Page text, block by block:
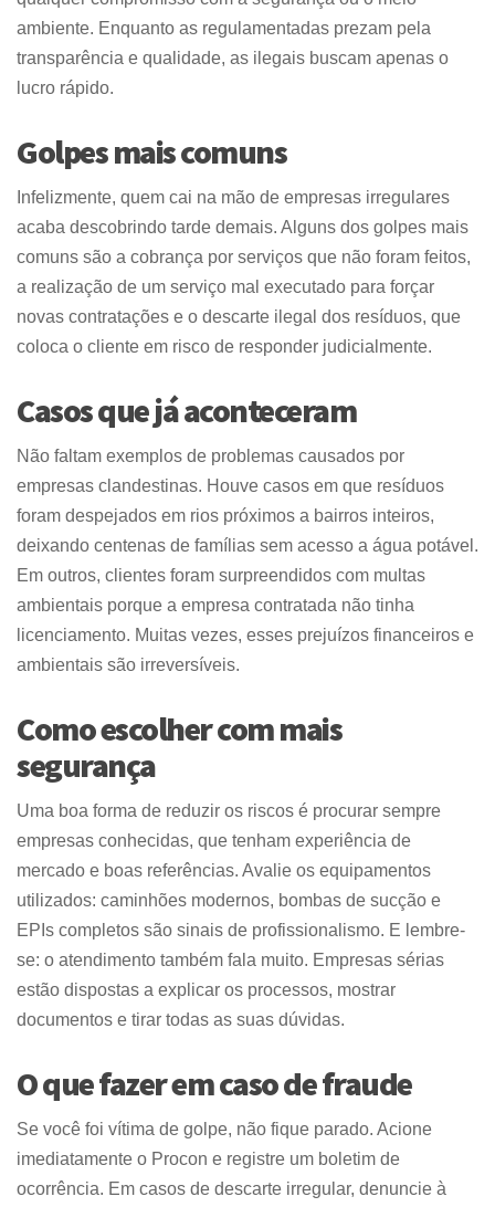
ambiente. Enquanto as regulamentadas prezam pela
transparência e qualidade, as ilegais buscam apenas o
lucro rápido.
Golpes mais comuns
Infelizmente, quem cai na mão de empresas irregulares
acaba descobrindo tarde demais. Alguns dos golpes mais
comuns são a cobrança por serviços que não foram feitos,
a realização de um serviço mal executado para forçar
novas contratações e o descarte ilegal dos resíduos, que
coloca o cliente em risco de responder judicialmente.
Casos que já aconteceram
Não faltam exemplos de problemas causados por
empresas clandestinas. Houve casos em que resíduos
foram despejados em rios próximos a bairros inteiros,
deixando centenas de famílias sem acesso a água potável.
Em outros, clientes foram surpreendidos com multas
ambientais porque a empresa contratada não tinha
licenciamento. Muitas vezes, esses prejuízos financeiros e
ambientais são irreversíveis.
Como escolher com mais
segurança
Uma boa forma de reduzir os riscos é procurar sempre
empresas conhecidas, que tenham experiência de
mercado e boas referências. Avalie os equipamentos
utilizados: caminhões modernos, bombas de sucção e
EPIs completos são sinais de profissionalismo. E lembre-
se: o atendimento também fala muito. Empresas sérias
estão dispostas a explicar os processos, mostrar
documentos e tirar todas as suas dúvidas.
O que fazer em caso de fraude
Se você foi vítima de golpe, não fique parado. Acione
imediatamente o Procon e registre um boletim de
ocorrência. Em casos de descarte irregular, denuncie à